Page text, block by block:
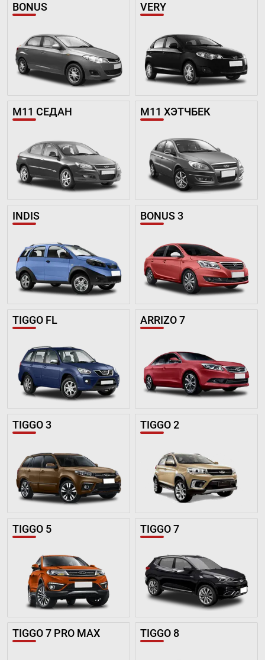
BONUS VERY
M11 СЕДАН M11 ХЭТЧБЕК
INDIS BONUS 3
TIGGO FL ARRIZO 7
TIGGO 3 TIGGO 2
TIGGO 5 TIGGO 7
TIGGO 7 PRO MAX TIGGO 8